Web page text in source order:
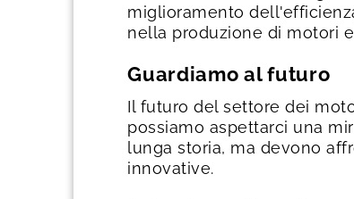
miglioramento
nella produzione di motori
Guardiamo al futuro
Il futuro del settore dei
possiamo aspettarci una
lunga storia, ma devono
innovative.